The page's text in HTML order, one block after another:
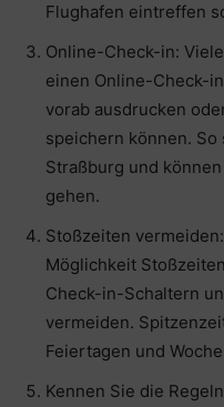
Flughafen eintreffen
Online-Check-in:
einen Online-Check-
vorab ausdrucken
speichern können.
Straßburg und
gehen.
Stoßzeiten
Möglichkeit
Check-in-Schaltern
vermeiden.
Feiertagen und
Kennen Sie die